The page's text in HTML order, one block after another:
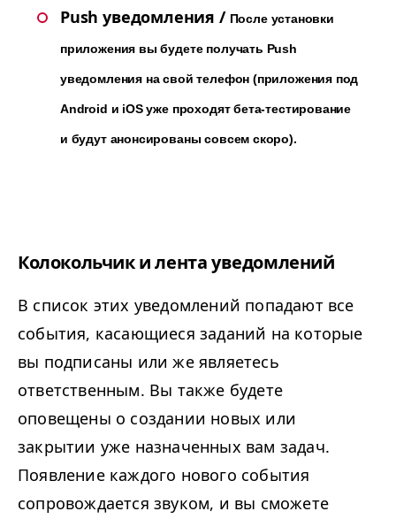
Push уведомления / После установки
приложения вы будете получать Push
уведомления на свой телефон (приложения под
Android и iOS уже проходят бета-тестирование
и будут анонсированы совсем скоро).
Колокольчик и лента уведомлений
В список этих уведомлений попадают все
события, касающиеся заданий на которые
вы подписаны или же являетесь
ответственным. Вы также будете
оповещены о создании новых или
закрытии уже назначенных вам задач.
Появление каждого нового события
сопровождается звуком, и вы сможете